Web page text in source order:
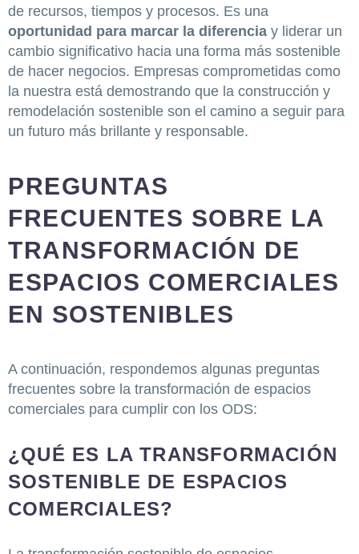
de recursos, tiempos y procesos. Es una
oportunidad para marcar la diferencia y liderar un
cambio significativo hacia una forma más sostenible
de hacer negocios. Empresas comprometidas como
la nuestra está demostrando que la construcción y
remodelación sostenible son el camino a seguir para
un futuro más brillante y responsable.
PREGUNTAS
FRECUENTES SOBRE LA
TRANSFORMACIÓN DE
ESPACIOS COMERCIALES
EN SOSTENIBLES
A continuación, respondemos algunas preguntas
frecuentes sobre la transformación de espacios
comerciales para cumplir con los ODS:
¿QUÉ ES LA TRANSFORMACIÓN
SOSTENIBLE DE ESPACIOS
COMERCIALES?